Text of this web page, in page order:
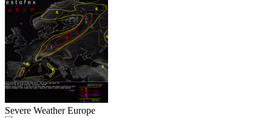
Severe Weather Europe